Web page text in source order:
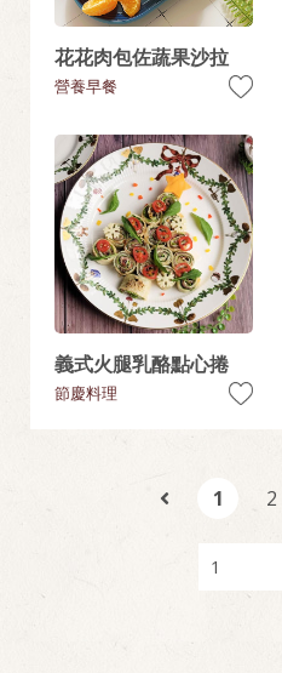
花花肉包佐蔬果沙拉
營養早餐
義式火腿乳酪點心捲
節慶料理
1 2